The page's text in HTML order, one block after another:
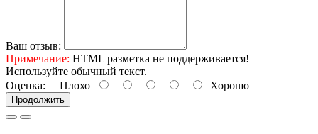
Ваш отзыв:
Примечание: HTML разметка не поддерживается!
Используйте обычный текст.
Оценка: Плохо Хорошо
Продолжить